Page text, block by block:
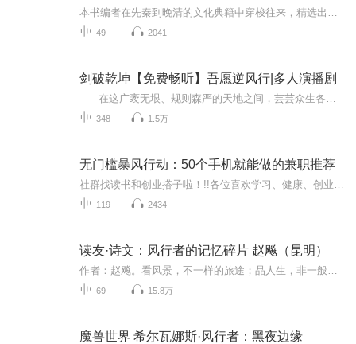
49 2041
剑破乾坤【免费畅听】吾愿逆风行|多人演播剧
348 1.5万
无门槛暴风行动：50个手机就能做的兼职推荐
119 2434
读友·诗文：风行者的记忆碎片 赵飚（昆明）
69 15.8万
魔兽世界 希尔瓦娜斯·风行者：黑夜边缘